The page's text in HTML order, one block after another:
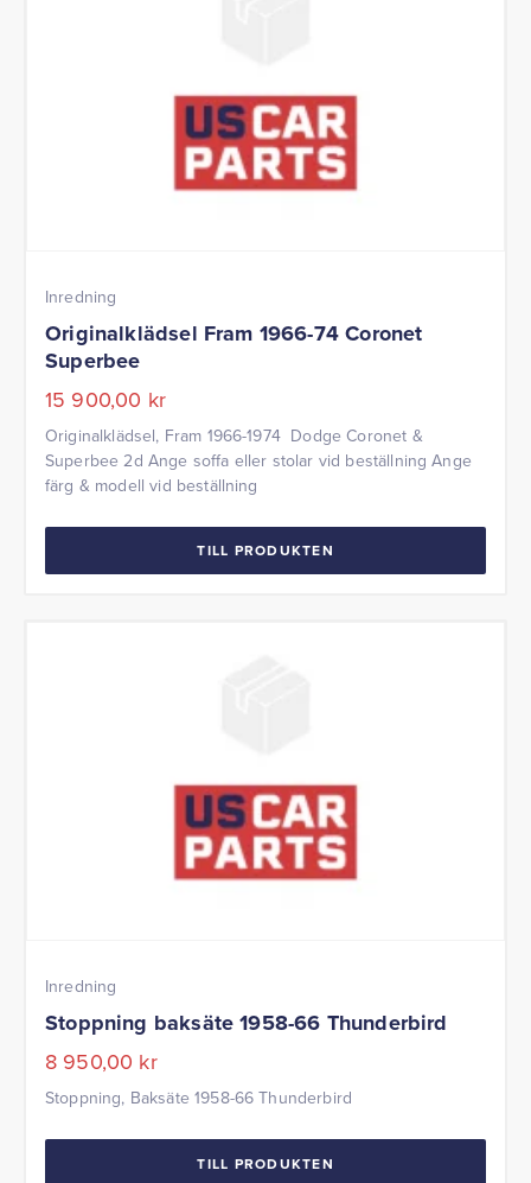
Inredning
Originalklädsel Fram 1966-74 Coronet
Superbee
15 900,00 kr
Originalklädsel, Fram 1966-1974 Dodge Coronet &
Superbee 2d Ange soffa eller stolar vid beställning Ange
färg & modell vid beställning
TILL PRODUKTEN
Inredning
Stoppning baksäte 1958-66 Thunderbird
8 950,00 kr
Stoppning, Baksäte 1958-66 Thunderbird
TILL PRODUKTEN